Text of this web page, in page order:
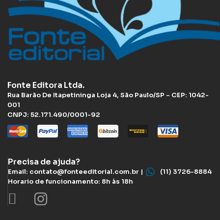
Fonte Editora Ltda.
Rua Barão De Itapetininga Loja 4, São Paulo/SP – CEP: 1042-
001
CNPJ: 52.171.490/0001-92
Precisa de ajuda?
Email: contato@fonteeditorial.com.br |
(11) 3726-8884
Horario de funcionamento: 8h às 18h